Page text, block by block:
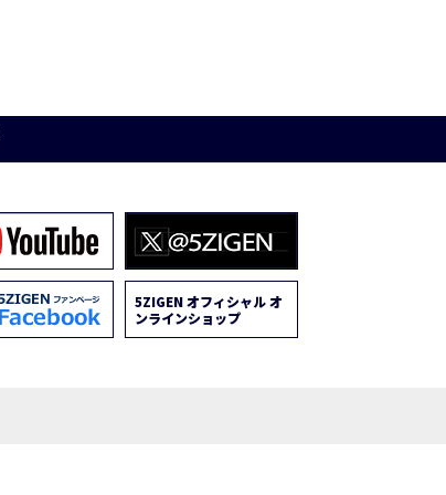
5ZIGEN オフィシャル オ
ンラインショップ